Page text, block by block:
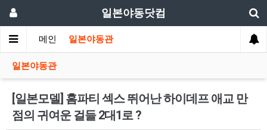
일본야동닷컴
메인 일본야동관
일본야동관
[일본모델] 홈파티 섹스 뛰어난 하이데프 애교 만
점의 귀여운 걸들 2대1로 ?